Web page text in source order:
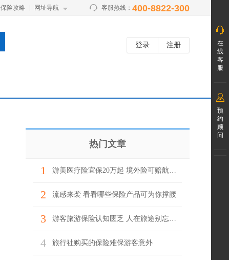
保险攻略 网址导航 客服热线： 400-8822-300
登录 注册
在
线
客
服
预
约
顾
问
热门文章
1 游美医疗险宜保20万起 境外险可赔航班延误
2 流感来袭 看看哪些保险产品可为你撑腰
3 游客旅游保险认知匮乏 人在旅途别忘上“保险”
4 旅行社购买的保险难保游客意外